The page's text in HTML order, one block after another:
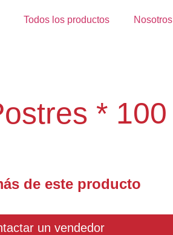
Todos los productos Nosotros
* 100
de este producto
un vendedor